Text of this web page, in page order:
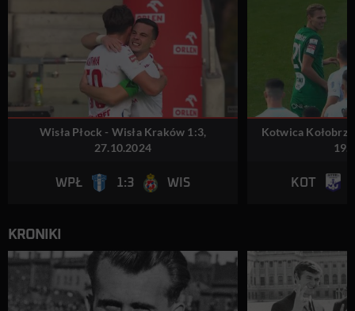
Wisła Płock - Wisła Kraków 1:3,
27.10.2024
WPŁ 1:3 WIS
Kotwica
KOT
KRONIKI